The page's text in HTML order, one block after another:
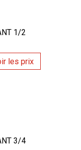
1/2
les prix
3/4